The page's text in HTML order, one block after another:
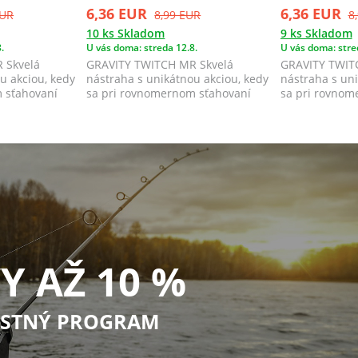
Skvelá
akciou, kedy
sťahovaní
6,36 EUR 8,99 EUR
10 ks Skladom
U vás doma: streda 12.8.
GRAVITY TWITCH MR Skvelá
nástraha s unikátnou akciou, kedy
sa pri rovnomernom sťahovaní
6,36 EUR
9 ks Skladom
U vás doma:
GRAVITY
nástraha s
sa pri
AŽ 10 %
PROGRAM